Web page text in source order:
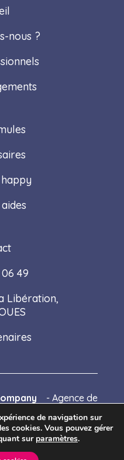
nous ?
49
Libération,
- Agence de
de confidentialité
de navigation sur
cookies. Vous pouvez gérer
sur paramètres.